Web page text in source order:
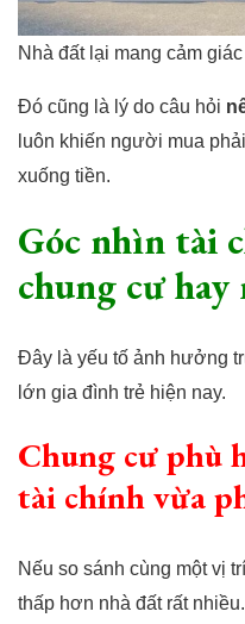
Nhà đất lại mang cảm
Đó cũng là lý do câu hỏi
luôn khiến người mua
xuống tiền.
Góc nhìn tài
chung cư hay
Đây là yếu tố ảnh hưởng
lớn gia đình trẻ hiện nay.
Chung cư phù
tài chính vừa
Nếu so sánh cùng một vị
thấp hơn nhà đất rất